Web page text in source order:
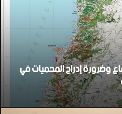
وضرورة إدراج المحميات في